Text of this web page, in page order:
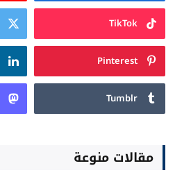
TikTok
Pinterest
Tumblr
مقالات منوعة